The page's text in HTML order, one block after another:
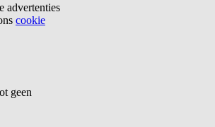
advertenties
cookie
geen